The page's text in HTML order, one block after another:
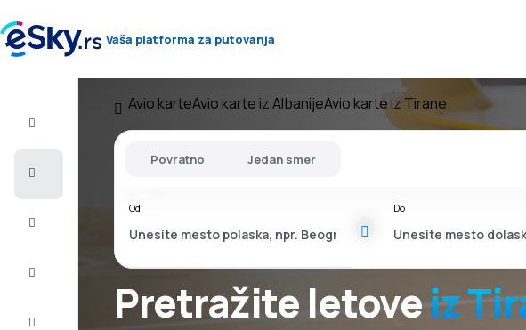
Vaša platforma za putovanja
Avio karteAvio karte iz AlbanijeAvio karte iz Tirane
Pretražite letoveiz
Povratno Jedan smer
Od Do